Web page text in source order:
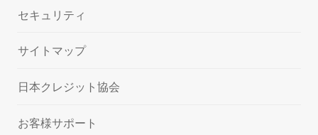
セキュリティ
サイトマップ
日本クレジット協会
お客様サポート